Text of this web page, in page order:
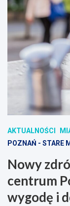
AKTUALNOŚCI
POZNAŃ - STARE
Nowy
centrum
wygodę i